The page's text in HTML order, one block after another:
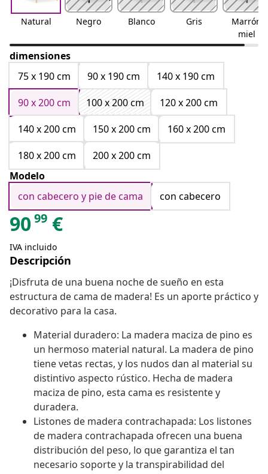
Natural Negro Blanco Gris
Marrón
miel
dimensiones
75 x 190 cm
90 x 190 cm
140 x 190 cm
90 x 200 cm
100 x 200 cm
120 x 200 cm
140 x 200 cm
150 x 200 cm
160 x 200 cm
180 x 200 cm
200 x 200 cm
Modelo
con cabecero y pie de cama
con cabecero
9099 €
IVA incluido
Descripción
¡Disfruta de una buena noche de sueño en esta
estructura de cama de madera! Es un aporte práctico y
decorativo para la casa.
Material duradero: La madera maciza de pino es
un hermoso material natural. La madera de pino
tiene vetas rectas, y los nudos dan al material su
distintivo aspecto rústico. Hecha de madera
maciza de pino, esta cama es resistente y
duradera.
Listones de madera contrachapada: Los listones
de madera contrachapada ofrecen una buena
distribución del peso, lo que garantiza el tan
necesario soporte y la transpirabilidad del